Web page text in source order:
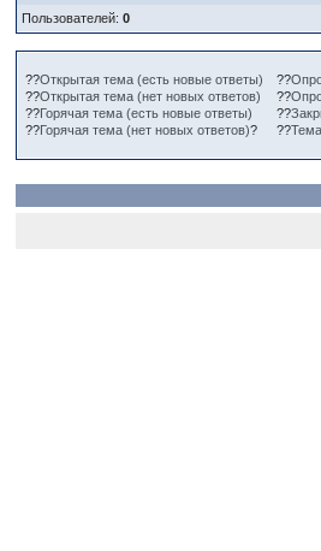
Пользователей:0
??Открытая тема (есть новые ответы)
??Открытая тема (нет новых ответов)
??Горячая тема (есть новые ответы)
??Горячая тема (нет новых ответов)?
??
??
??
??